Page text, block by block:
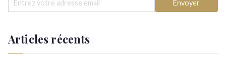
Articles récents